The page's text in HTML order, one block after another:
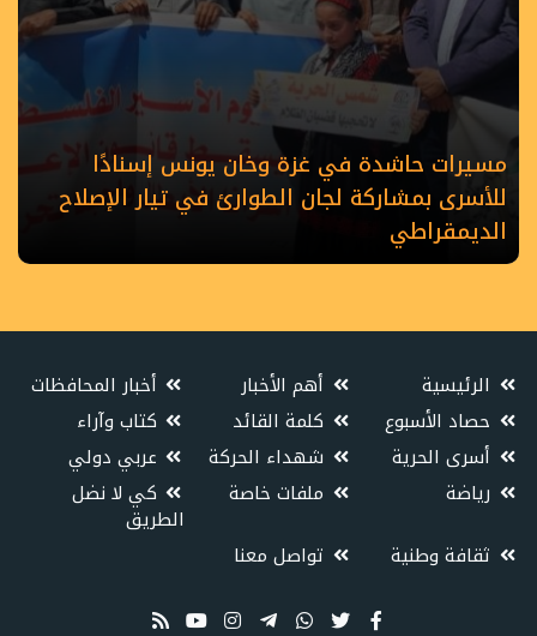
مسيرات حاشدة في غزة وخان يونس إسنادًا
للأسرى بمشاركة لجان الطوارئ في تيار الإصلاح
الديمقراطي
الرئيسية أهم الأخبار
أخبار المحافظات
حصاد الأسبوع
كلمة القائد
كتاب وآراء
أسرى الحرية
شهداء الحركة
عربي دولي
رياضة
ملفات خاصة كي لا نضل
الطريق
ثقافة وطنية
تواصل معنا